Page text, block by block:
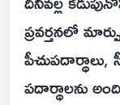
ప్రవర్తనలో
పీచుపదార్థాలు,
పదార్థాలను